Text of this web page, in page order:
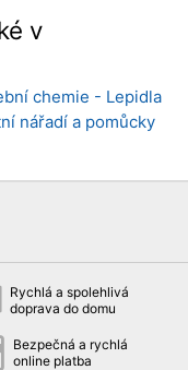
v
chemie - Lepidla
nářadí a pomůcky
Rychlá a spolehlivá
doprava do domu
Bezpečná a rychlá
online platba